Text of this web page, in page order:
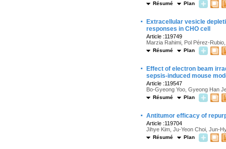
Résumé Plan
·
Extracellular vesicle
responses in CHO cell
Article :119749
Marzia Rahimi, Pol Pérez-
Résumé Plan
·
Effect of electron beam
sepsis-induced mouse
Article :119547
Bo-Gyeong Yoo, Gyeong Han
Résumé Plan
· Antitumor efficacy of
Article :119704
Jihye Kim, Ju-Yeon Choi, Jun-
Résumé Plan